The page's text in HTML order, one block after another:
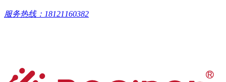
服务热线：18121160382